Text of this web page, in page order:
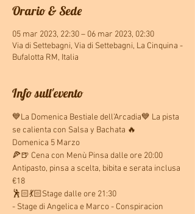
Orario & Sede
05 mar 2023, 22:30 – 06 mar 2023, 02:30
Via di Settebagni, Via di Settebagni, La Cinquina -
Bufalotta RM, Italia
Info sull'evento
💙La Domenica Bestiale dell’Arcadia💙 La pista
se calienta con Salsa y Bachata 🔥
Domenica 5 Marzo
🍕🍺 Cena con Menù Pinsa dalle ore 20:00
Antipasto, pinsa a scelta, bibita e serata inclusa
€18
🕺🏻💃🏻Stage dalle ore 21:30
- Stage di Angelica e Marco - Conspiracion